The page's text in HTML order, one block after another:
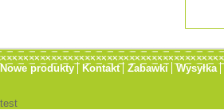
Nowe produkty Kontakt Zabawki Wysyłka
test